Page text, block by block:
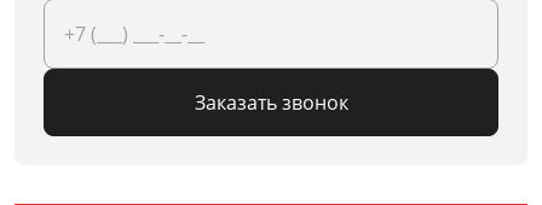
Заказать звонок